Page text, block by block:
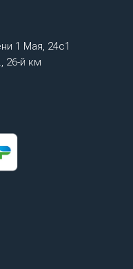
1 Мая, 24с1
26-й км